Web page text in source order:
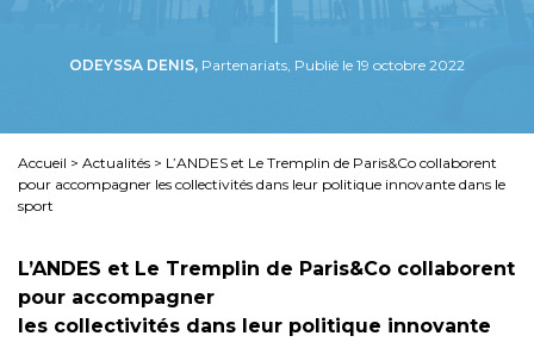
ODEYSSA DENIS, Partenariats, Publié le 19 octobre 2022
Accueil > Actualités > L’ANDES et Le Tremplin de Paris&Co collaborent
pour accompagner les collectivités dans leur politique innovante dans le
sport
L’ANDES et Le Tremplin de Paris&Co collaborent
pour accompagner
les collectivités dans leur politique innovante